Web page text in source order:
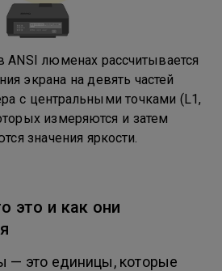
ANSI люменах рассчитывается
экрана на девять частей
с центральными точками (L1,
измеряются и затем
значения яркости.
это и как они
— это единицы, которые